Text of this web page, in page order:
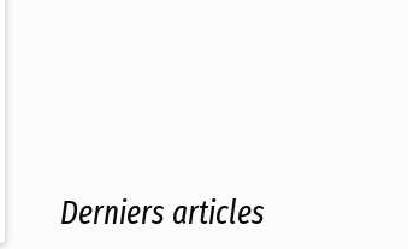
Derniers articles